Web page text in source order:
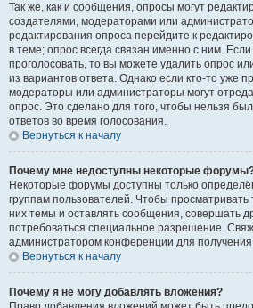
Так же, как и сообщения, опросы могут
создателями, модераторами или
редактирования опроса перейдите к
в теме; опрос всегда связан именно с ним.
проголосовать, то вы можете удалить опрос
из вариантов ответа. Однако если кто-то уже
модераторы или администраторы могут
опрос. Это сделано для того, чтобы нельзя
ответов во время голосования.
Вернуться к началу
Почему мне недоступны некоторые
Некоторые форумы доступны только
группам пользователей. Чтобы
них темы и оставлять сообщения, совершать
потребоваться специальное разрешение.
администратором конференции для
Вернуться к началу
Почему я не могу добавлять вложения?